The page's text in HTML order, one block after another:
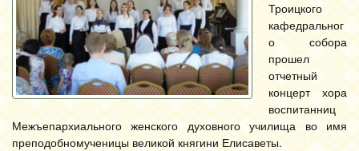
Троицкого
кафедральног
о собора
прошел
отчетный
концерт хора
воспитанниц
Межъепархиального женского духовного училища во имя
преподобномученицы великой княгини Елисаветы.